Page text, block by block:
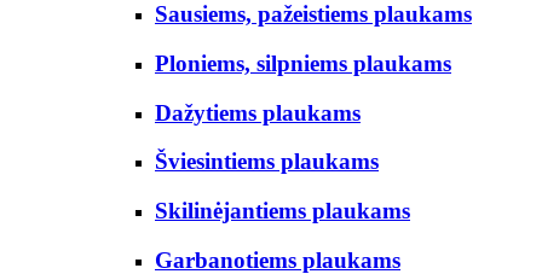
Sausiems, pažeistiems plaukams
Ploniems, silpniems plaukams
Dažytiems plaukams
Šviesintiems plaukams
Skilinėjantiems plaukams
Garbanotiems plaukams